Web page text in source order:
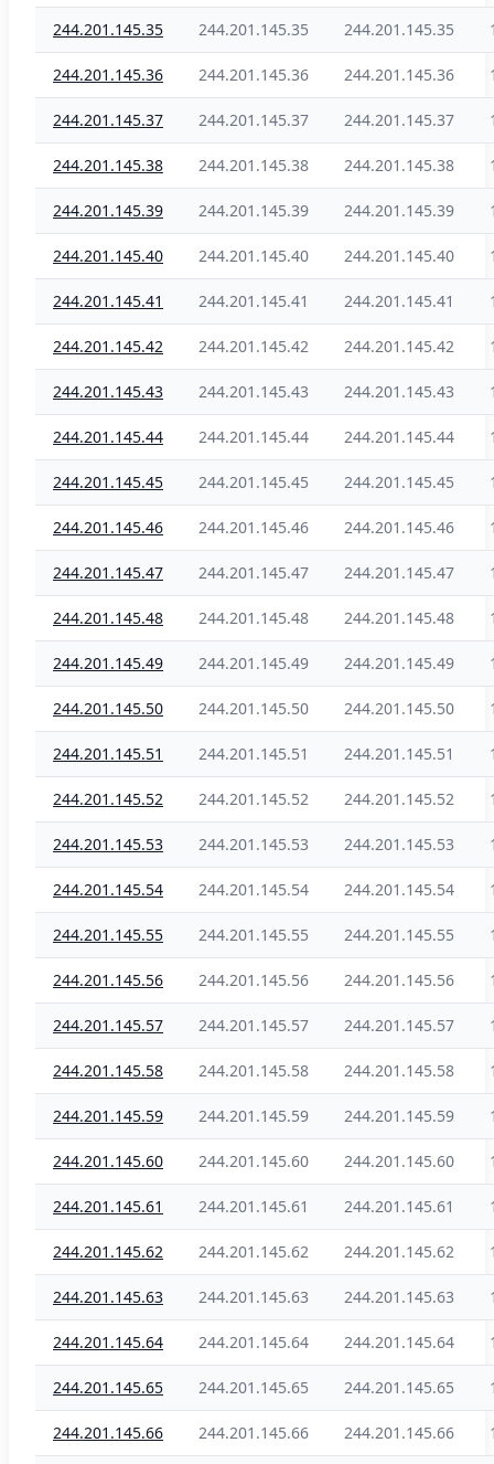
244.201.145.35 244.201.145.35 244.201.145.35
244.201.145.36 244.201.145.36 244.201.145.36
244.201.145.37 244.201.145.37 244.201.145.37
244.201.145.38 244.201.145.38 244.201.145.38
244.201.145.39 244.201.145.39 244.201.145.39
244.201.145.40 244.201.145.40 244.201.145.40
244.201.145.41 244.201.145.41 244.201.145.41
244.201.145.42 244.201.145.42 244.201.145.42
244.201.145.43 244.201.145.43 244.201.145.43
244.201.145.44 244.201.145.44 244.201.145.44
244.201.145.45 244.201.145.45 244.201.145.45
244.201.145.46 244.201.145.46 244.201.145.46
244.201.145.47 244.201.145.47 244.201.145.47
244.201.145.48 244.201.145.48 244.201.145.48
244.201.145.49 244.201.145.49 244.201.145.49
244.201.145.50 244.201.145.50 244.201.145.50
244.201.145.51 244.201.145.51 244.201.145.51
244.201.145.52 244.201.145.52 244.201.145.52
244.201.145.53 244.201.145.53 244.201.145.53
244.201.145.54 244.201.145.54 244.201.145.54
244.201.145.55 244.201.145.55 244.201.145.55
244.201.145.56 244.201.145.56 244.201.145.56
244.201.145.57 244.201.145.57 244.201.145.57
244.201.145.58 244.201.145.58 244.201.145.58
244.201.145.59 244.201.145.59 244.201.145.59
244.201.145.60 244.201.145.60 244.201.145.60
244.201.145.61 244.201.145.61 244.201.145.61
244.201.145.62 244.201.145.62 244.201.145.62
244.201.145.63 244.201.145.63 244.201.145.63
244.201.145.64 244.201.145.64 244.201.145.64
244.201.145.65 244.201.145.65 244.201.145.65
244.201.145.66 244.201.145.66 244.201.145.66